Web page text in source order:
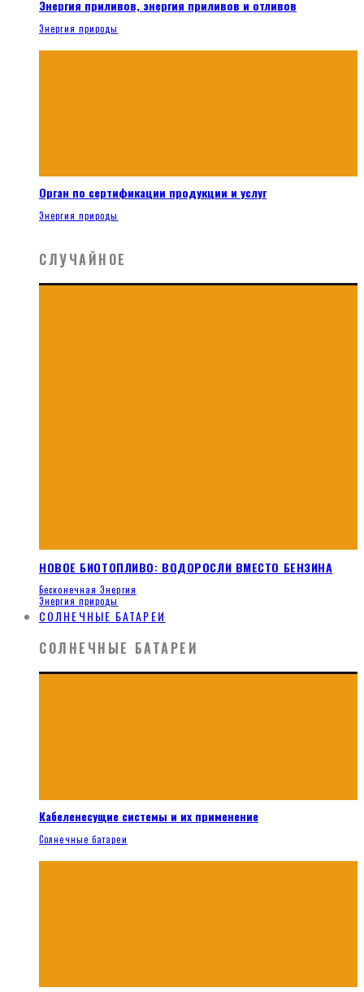
Энергия приливов, энергия приливов и отливов
Энергия природы
Орган по сертификации продукции и услуг
Энергия природы
СЛУЧАЙНОЕ
НОВОЕ БИОТОПЛИВО: ВОДОРОСЛИ ВМЕСТО БЕНЗИНА
Бесконечная Энергия
Энергия природы
СОЛНЕЧНЫЕ БАТАРЕИ
СОЛНЕЧНЫЕ БАТАРЕИ
Кабеленесущие системы и их применение
Солнечные батареи